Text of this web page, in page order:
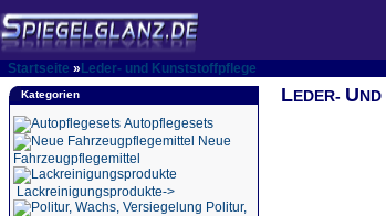
Startseite » Leder- und Kunststoffpflege
Kategorien
Autopflegesets
Neue
Fahrzeugpflegemittel
Lackreinigungsprodukte->
Politur,
LEDER- UND